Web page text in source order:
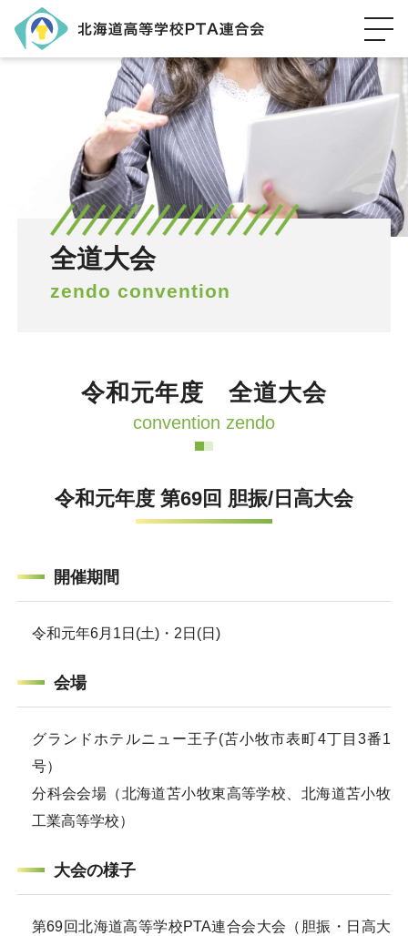
全道大会
zendo convention
令和元年度 全道大会
convention zendo
令和元年度 第69回 胆振/日高大会
開催期間
令和元年6月1日(土)・2日(日)
会場
グランドホテルニュー王子(苫小牧市表町4丁目3番1
号）
分科会会場（北海道苫小牧東高等学校、北海道苫小牧
工業高等学校）
大会の様子
第69回北海道高等学校PTA連合会大会（胆振・日高大